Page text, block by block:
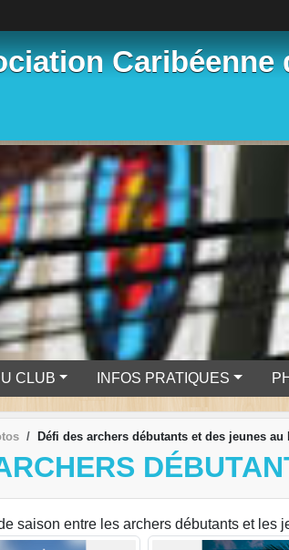
Caribéenne
CLUB INFOS PRATIQUES
Défi des archers débutants et des jeunes au
saison entre les archers débutants et les